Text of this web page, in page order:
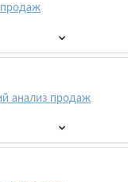
продаж
анализ продаж